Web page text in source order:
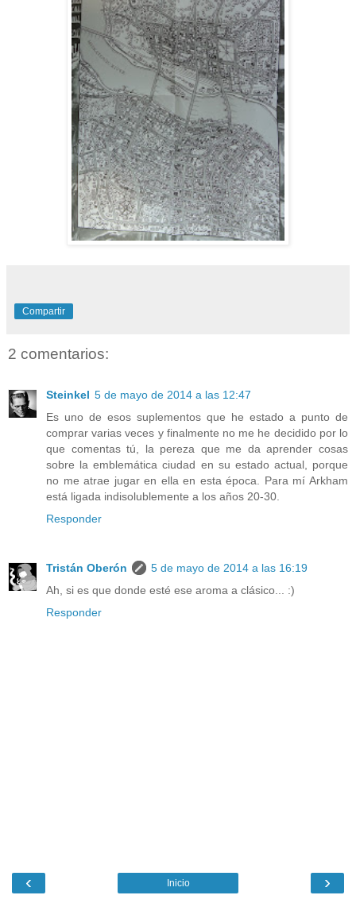
Compartir
2 comentarios:
Steinkel 5 de mayo de 2014 a las 12:47
Es uno de esos suplementos que he estado a punto de
comprar varias veces y finalmente no me he decidido por lo
que comentas tú, la pereza que me da aprender cosas
sobre la emblemática ciudad en su estado actual, porque
no me atrae jugar en ella en esta época. Para mí Arkham
está ligada indisolublemente a los años 20-30.
Responder
Tristán Oberón
5 de mayo de 2014 a las 16:19
Ah, si es que donde esté ese aroma a clásico... :)
Responder
‹ ›
Inicio